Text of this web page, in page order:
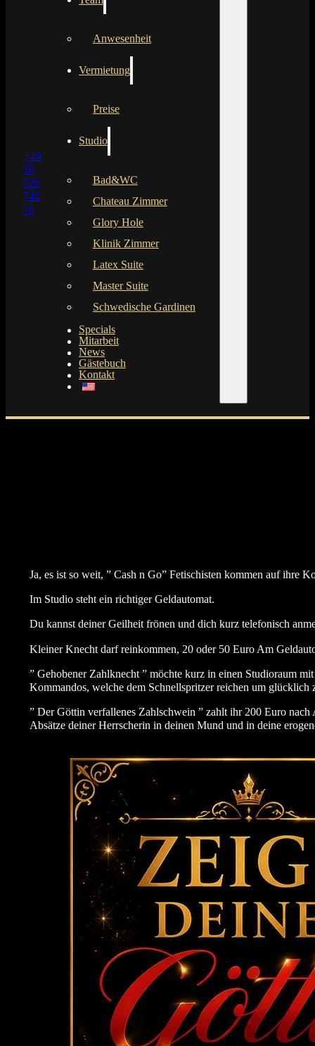
Anwesenheit
Vermietung
Preise
Studio
Bad&WC
Chateau Zimmer
Glory Hole
Klinik Zimmer
Latex Suite
Master Suite
Schwedische Gardinen
Specials
Mitarbeit
News
Gästebuch
Kontakt
+49
30
526
743
16
Ja, es ist so weit, ” Cash n Go” Fetischisten kommen auf ihre
Im Studio steht ein richtiger Geldautomat.
Du kannst deiner Geilheit frönen und dich kurz telefonisch
Kleiner Knecht darf reinkommen, 20 oder 50 Euro Am
” Gehobener Zahlknecht ” möchte kurz in einen Studioraum
Kommandos, welche dem Schnellspritzer reichen um glücklich
” Der Göttin verfallenes Zahlschwein ” zahlt ihr 200 Euro
Absätze deiner Herrscherin in deinen Mund und in deine